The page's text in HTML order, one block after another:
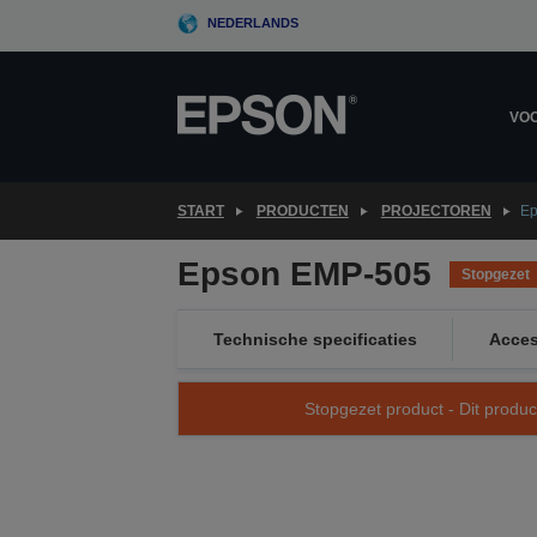
NEDERLANDS
START PRODUCTEN PROJECTOREN
Epson EMP-505 Stopgezet
Technische specificaties
Stopgezet product - Dit